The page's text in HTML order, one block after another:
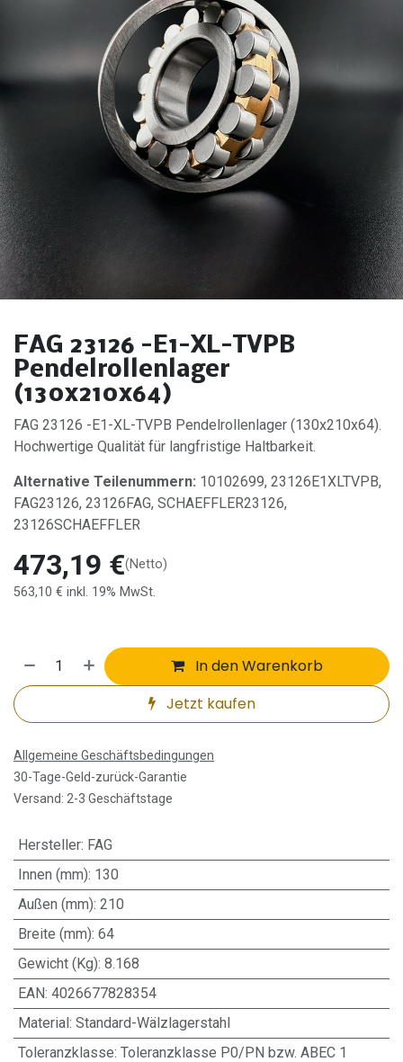
FAG 23126 -E1-XL-TVPB
Pendelrollenlager
(130x210x64)
FAG 23126 -E1-XL-TVPB Pendelrollenlager (130x210x64).
Hochwertige Qualität für langfristige Haltbarkeit.
Alternative Teilenummern: 10102699, 23126E1XLTVPB,
FAG23126, 23126FAG, SCHAEFFLER23126,
23126SCHAEFFLER
473,19 €(Netto)
563,10 € inkl. 19% MwSt.
In den Warenkorb
Jetzt kaufen
Allgemeine Geschäftsbedingungen
30-Tage-Geld-zurück-Garantie
Versand: 2-3 Geschäftstage
Hersteller: FAG
Innen (mm): 130
Außen (mm): 210
Breite (mm): 64
Gewicht (Kg): 8.168
EAN: 4026677828354
Material: Standard-Wälzlagerstahl
Toleranzklasse: Toleranzklasse P0/PN bzw. ABEC 1